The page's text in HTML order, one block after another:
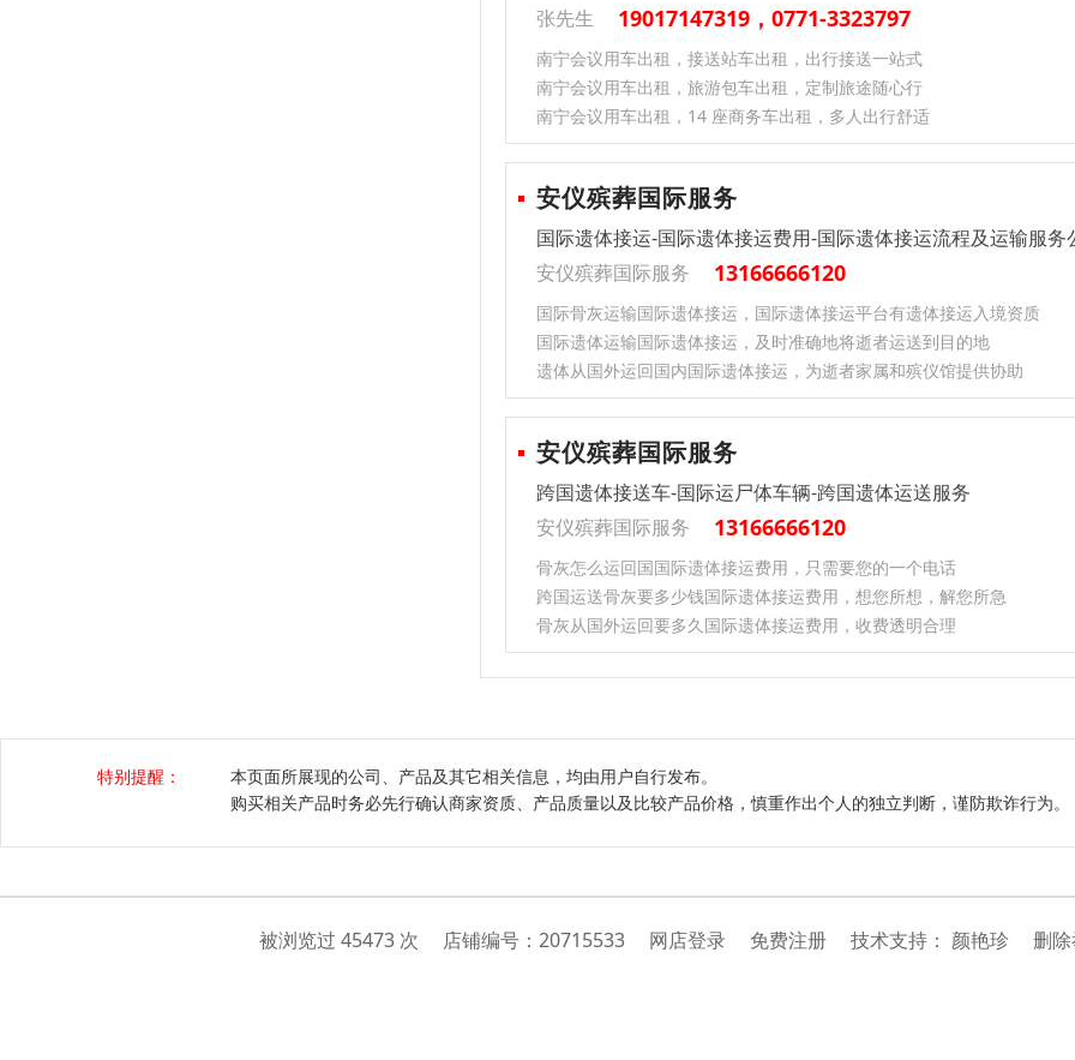
张先生
19017147319，0771-3323797
南宁会议用车出租，接送站车出租，出行接送一站式
南宁会议用车出租，旅游包车出租，定制旅途随心行
南宁会议用车出租，14 座商务车出租，多人出行舒适
安仪殡葬国际服务
国际遗体接运-国际遗体接运费用-国际遗体接运流程及运输服务
安仪殡葬国际服务
13166666120
国际骨灰运输国际遗体接运，国际遗体接运平台有遗体接运入境资质
国际遗体运输国际遗体接运，及时准确地将逝者运送到目的地
遗体从国外运回国内国际遗体接运，为逝者家属和殡仪馆提供协助
安仪殡葬国际服务
跨国遗体接送车-国际运尸体车辆-跨国遗体运送服务
安仪殡葬国际服务
13166666120
骨灰怎么运回国国际遗体接运费用，只需要您的一个电话
跨国运送骨灰要多少钱国际遗体接运费用，想您所想，解您所急
骨灰从国外运回要多久国际遗体接运费用，收费透明合理
特别提醒：
本页面所展现的公司、产品及其它相关信息，均由用户自行发布。
购买相关产品时务必先行确认商家资质、产品质量以及比较产品价格，慎重作出个人的独立判断，谨防欺诈行为。
被浏览过 45473 次 店铺编号： 20715533 网店登录 免费注册 技术支持 ： 颜艳珍 删除